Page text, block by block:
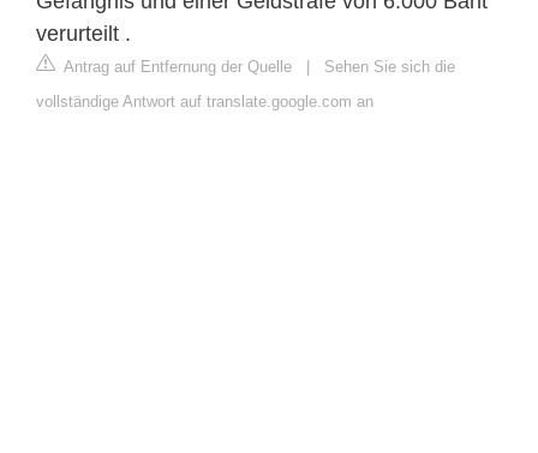
verurteilt .
Antrag auf Entfernung der Quelle | Sehen Sie sich die
vollständige Antwort auf translate.google.com an